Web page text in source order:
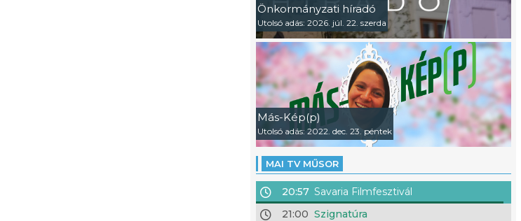
Önkormányzati híradó
Utolsó adás: 2026. júl. 22. szerda
Más-Kép(p)
Utolsó adás: 2022. dec. 23. péntek
MAI TV MŰSOR
20:57 Savaria Filmfesztivál
21:00 Szignatúra